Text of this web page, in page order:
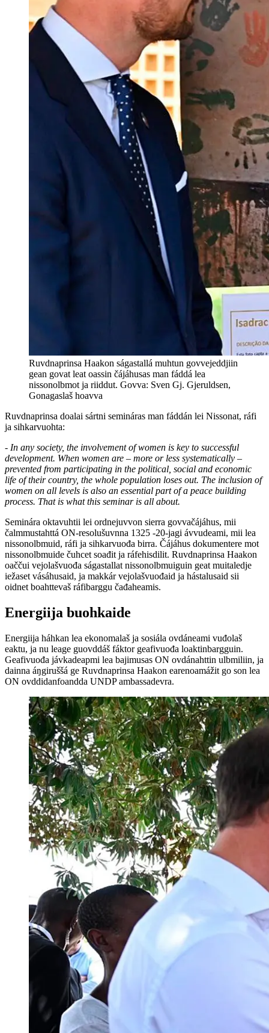
Ruvdnaprinsa Haakon ságastallá muhtun govvejeddjiin
gean govat leat oassin čájáhusas man fáddá lea
nissonolbmot ja riiddut. Govva: Sven Gj. Gjeruldsen,
Gonagaslaš hoavva
Ruvdnaprinsa doalai sártni semináras man fáddán lei Nissonat, ráfi
ja sihkarvuohta:
- In any society, the involvement of women is key to successful
development. When women are – more or less systematically –
prevented from participating in the political, social and economic
life of their country, the whole population loses out. The inclusion of
women on all levels is also an essential part of a peace building
process. That is what this seminar is all about.
Seminára oktavuhtii lei ordnejuvvon sierra govvačájáhus, mii
čalmmustahttá ON-resolušuvnna 1325 -20-jagi ávvudeami, mii lea
nissonolbmuid, ráfi ja sihkarvuođa birra. Čájáhus dokumentere mot
nissonolbmuide čuhcet soađit ja ráfehisdilit. Ruvdnaprinsa Haakon
oaččui vejolašvuođa ságastallat nissonolbmuiguin geat muitaledje
iežaset vásáhusaid, ja makkár vejolašvuođaid ja hástalusaid sii
oidnet boahttevaš ráfibarggu čađaheamis.
Energiija buohkaide
Energiija háhkan lea ekonomalaš ja sosiála ovdáneami vuđolaš
eaktu, ja nu leage guovddáš fáktor geafivuođa loaktinbargguin.
Geafivuođa jávkadeapmi lea bajimusas ON ovdánahttin ulbmiliin, ja
dainna áŋgiruššá ge Ruvdnaprinsa Haakon earenoamážit go son lea
ON ovddidanfoandda UNDP ambassadevra.